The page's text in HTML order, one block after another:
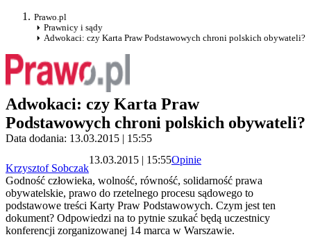
Prawo.pl
Prawnicy i sądy
Adwokaci: czy Karta Praw Podstawowych chroni polskich obywateli?
Adwokaci: czy Karta Praw
Podstawowych chroni polskich obywateli?
Data dodania: 13.03.2015 | 15:55
Krzysztof Sobczak
13.03.2015 | 15:55Opinie
Godność człowieka, wolność, równość, solidarność prawa
obywatelskie, prawo do rzetelnego procesu sądowego to
podstawowe treści Karty Praw Podstawowych. Czym jest ten
dokument? Odpowiedzi na to pytnie szukać będą uczestnicy
konferencji zorganizowanej 14 marca w Warszawie.